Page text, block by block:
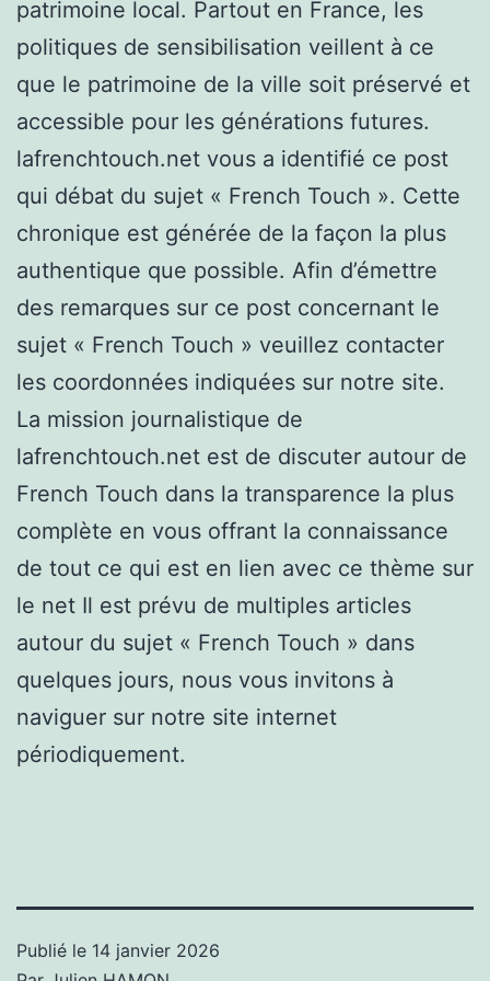
patrimoine local. Partout en France, les
politiques de sensibilisation veillent à ce
que le patrimoine de la ville soit préservé et
accessible pour les générations futures.
lafrenchtouch.net vous a identifié ce post
qui débat du sujet « French Touch ». Cette
chronique est générée de la façon la plus
authentique que possible. Afin d’émettre
des remarques sur ce post concernant le
sujet « French Touch » veuillez contacter
les coordonnées indiquées sur notre site.
La mission journalistique de
lafrenchtouch.net est de discuter autour de
French Touch dans la transparence la plus
complète en vous offrant la connaissance
de tout ce qui est en lien avec ce thème sur
le net Il est prévu de multiples articles
autour du sujet « French Touch » dans
quelques jours, nous vous invitons à
naviguer sur notre site internet
périodiquement.
Publié le 14 janvier 2026